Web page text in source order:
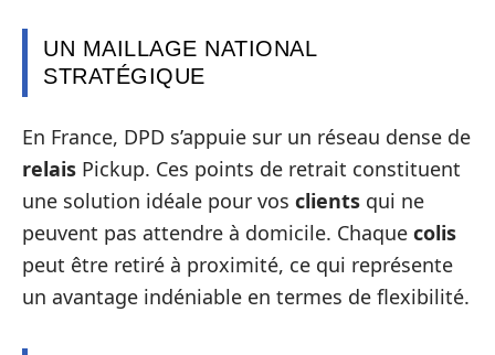
UN MAILLAGE NATIONAL
STRATÉGIQUE
En France, DPD s’appuie sur un réseau dense de
relais Pickup. Ces points de retrait constituent
une solution idéale pour vos clients qui ne
peuvent pas attendre à domicile. Chaque colis
peut être retiré à proximité, ce qui représente
un avantage indéniable en termes de flexibilité.